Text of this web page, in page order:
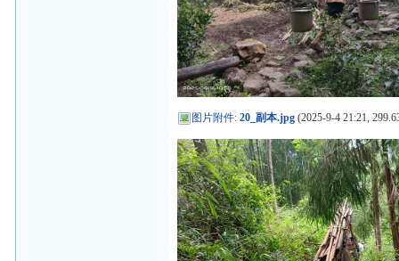
图片附件:20_副本.jpg (2025-9-4 21:21,